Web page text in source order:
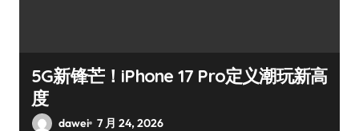
5G新锋芒！iPhone 17 Pro定义潮玩新高
度
dawei 7 月 24, 2026